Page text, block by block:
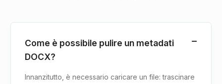
Come è possibile pulire un metadati
DOCX?
Innanzitutto, è necessario caricare un file: trascinare